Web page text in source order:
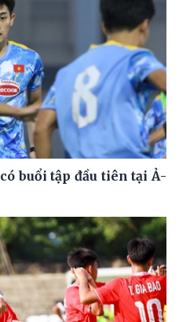
buổi tập đầu tiên tại Ả-